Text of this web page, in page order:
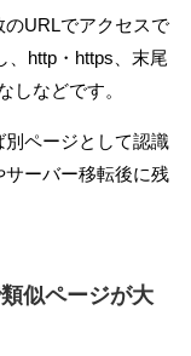
のURLでアクセスで
、http・https、末尾
しなどです。
ページとして認識
ーバー移転後に残
似ページが大